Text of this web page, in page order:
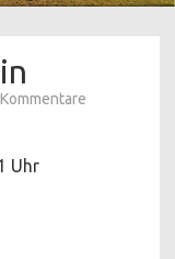
Kommentare
Uhr